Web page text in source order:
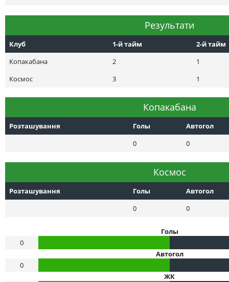
Результати
Клуб 1-й тайм
2-й тайм
Копакабана
2
1
Космос
3 1
Копакабана
Розташування Голы
Автогол
0
0
Космос
Розташування Голы
Автогол
0
0
Голы
0
Автогол
0
ЖК